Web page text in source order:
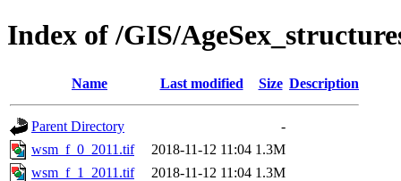
Index of /GIS/
Name Last modified Size Description
Parent Directory
-
wsm_f_0_2011.tif
2018-11-12 11:04 1.3M
wsm_f_1_2011.tif
2018-11-12 11:04 1.3M